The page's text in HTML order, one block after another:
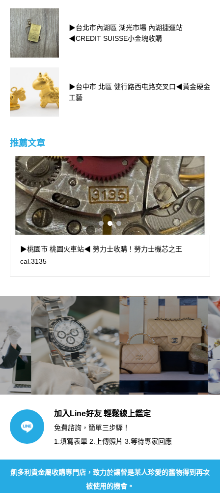
▶台北市內湖區 湖光市場 內湖捷運站
◀CREDIT SUISSE小金塊收購
▶台中市 北區 健行路西屯路交叉口◀黃金硬金
工藝
推薦文章
▶桃園市 桃園火車站◀ 勞力士收購！勞力士機芯之王
cal.3135
加入Line好友 輕鬆線上鑑定
免費諮詢，簡單三步驟！
1.填寫表單 2.上傳照片 3.等待專家回應
凱多利貴金屬收購專門店，致力於讓曾是某人珍愛的舊物得到再次
被使用的機會。